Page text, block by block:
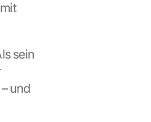
sein
und